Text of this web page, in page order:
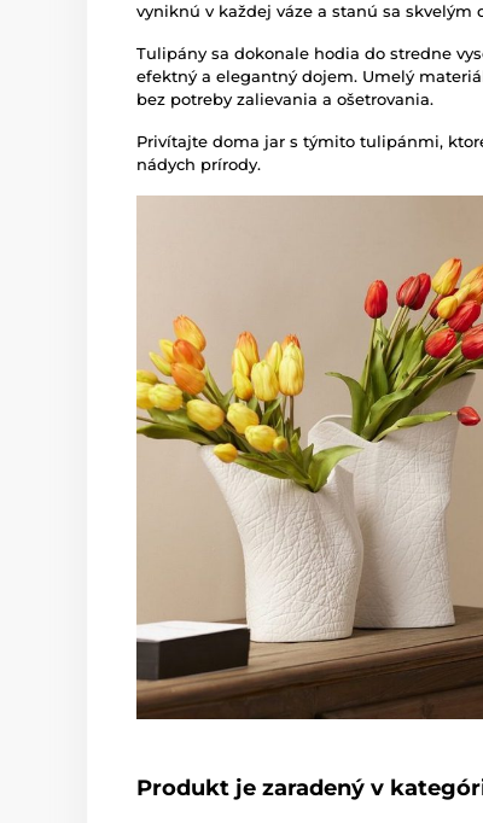
vyniknú v každej váze a stanú sa
Tulipány sa dokonale hodia do stredne
efektný a elegantný dojem. Umelý
bez potreby zalievania a ošetrovania.
Privítajte doma jar s týmito tulipánmi,
nádych prírody.
Produkt je zaradený v